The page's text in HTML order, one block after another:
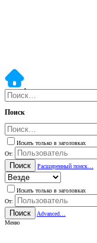
Поиск
Искать только в заголовках
От:
Поиск Расширенный поиск…
Искать только в заголовках
От:
Поиск
Advanced…
Меню